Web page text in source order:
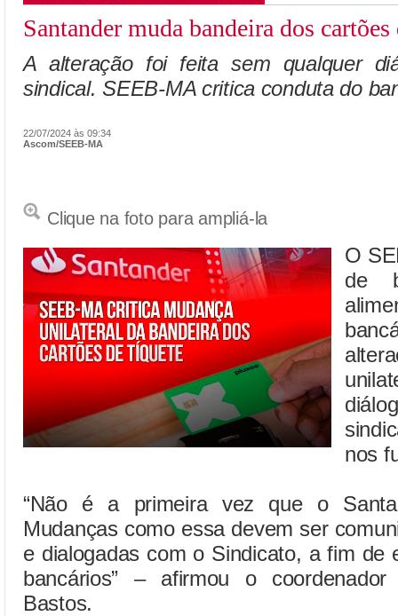
Santander muda bandeira dos
A alteração foi feita sem qualquer
sindical. SEEB-MA critica conduta do
22/07/2024 às 09:34
Ascom/SEEB-MA
Clique na foto para ampliá-la
O
de
nos
“Não é a primeira vez que o
Mudanças como essa devem ser
e dialogadas com o Sindicato, a fim de
bancários” – afirmou o
Bastos.